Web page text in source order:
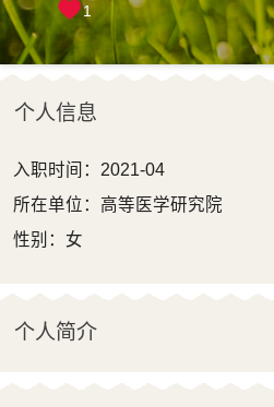
1
个人信息
入职时间：2021-04
所在单位：高等医学研究院
性别：女
个人简介